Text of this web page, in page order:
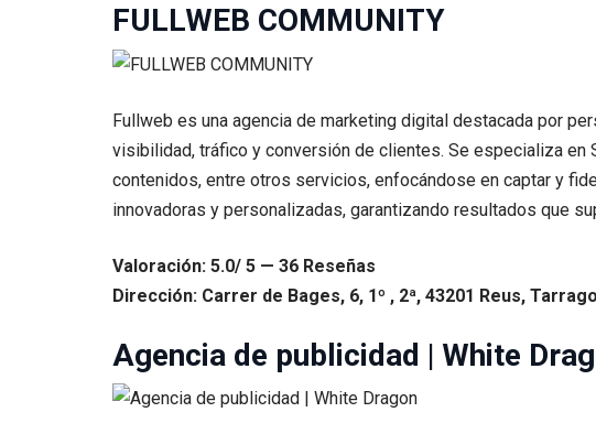
FULLWEB COMMUNITY
Fullweb es una agencia de marketing digital destacada por
visibilidad, tráfico y conversión de clientes. Se especializa en
contenidos, entre otros servicios, enfocándose en captar y
innovadoras y personalizadas, garantizando resultados que
Valoración: 5.0/ 5 — 36 Reseñas
Dirección: Carrer de Bages, 6, 1º , 2ª, 43201 Reus,
Agencia de publicidad | White